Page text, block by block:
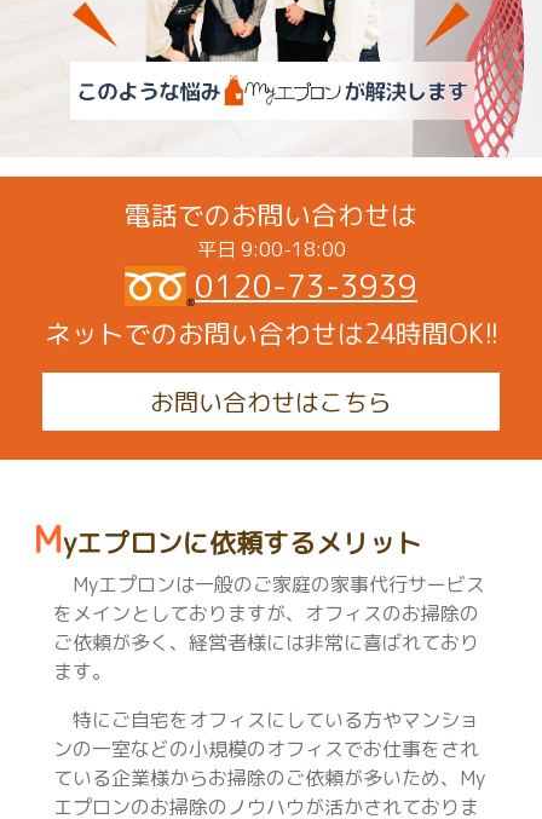
電話でのお問い合わせは
平日 9:00-18:00
0120-73-3939
ネットでのお問い合わせは24時間OK!!
お問い合わせはこちら
Myエプロンに依頼するメリット
Myエプロンは一般のご家庭の家事代行サービス
をメインとしておりますが、オフィスのお掃除の
ご依頼が多く、経営者様には非常に喜ばれており
ます。
特にご自宅をオフィスにしている方やマンショ
ンの一室などの小規模のオフィスでお仕事をされ
ている企業様からお掃除のご依頼が多いため、My
エプロンのお掃除のノウハウが活かされておりま